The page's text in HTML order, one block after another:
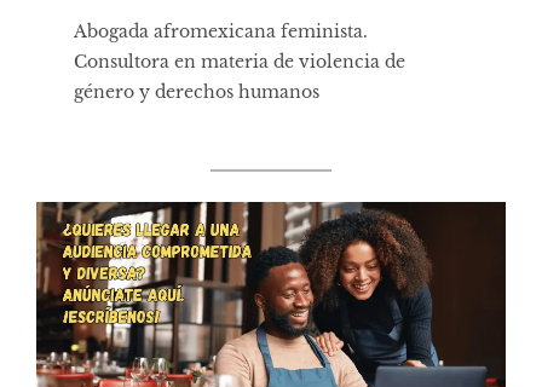
Abogada afromexicana feminista.
Consultora en materia de violencia de
género y derechos humanos